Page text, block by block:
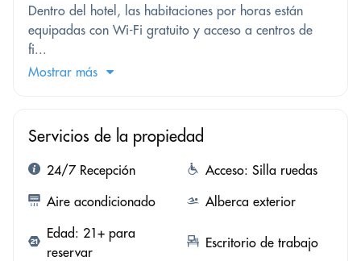
Dentro del hotel, las habitaciones por horas están
equipadas con Wi-Fi gratuito y acceso a centros de
fi...
Mostrar más
Servicios de la propiedad
24/7 Recepción
Acceso: Silla ruedas
Aire acondicionado
Alberca exterior
Edad: 21+ para
reservar
Escritorio de trabajo